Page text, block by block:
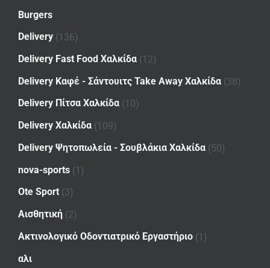
Burgers
Delivery (136)
Delivery Fast Food Χαλκίδα (12)
Delivery Καφέ - Σάντουιτς Take Away Χαλκίδα (38)
Delivery Πίτσα Χαλκίδα (10)
Delivery Χαλκίδα (109)
Delivery Ψητοπωλεία - Σουβλάκια Χαλκίδα (50)
nova-sports (1)
Ote Sport (3)
Αισθητική (2)
Ακτινολογικό Οδοντιατρικό Εργαστήριο (1)
αλι